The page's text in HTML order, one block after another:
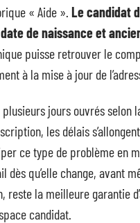
« Aide ». Le candidat
de naissance et
puisse retrouver le
à la mise à jour de
jours ouvrés selon
les délais s’allongent
ce type de problème en
dès qu’elle change, avant
reste la meilleure garantie
candidat.